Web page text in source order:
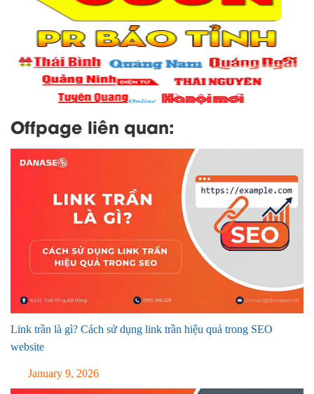
Offpage liên quan:
Link trần là gì? Cách sử dụng link trần hiệu quả trong SEO
website
January 9, 2026